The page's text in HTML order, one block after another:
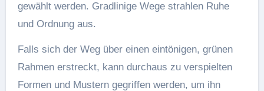
gewählt werden. Gradlinige Wege strahlen Ruhe
und Ordnung aus.
Falls sich der Weg über einen eintönigen, grünen
Rahmen erstreckt, kann durchaus zu verspielten
Formen und Mustern gegriffen werden, um ihn